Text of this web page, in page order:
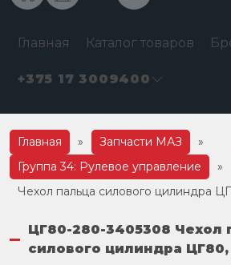
Главная Каталог товаров
+375 17 3009400
Главная » Запчасти МАЗ
»
Группа 34: Рулевое управление
»
Чехол пальца силового цилиндра
ЦГ80-280-3405308 Чехол
силового цилиндра ЦГ80,